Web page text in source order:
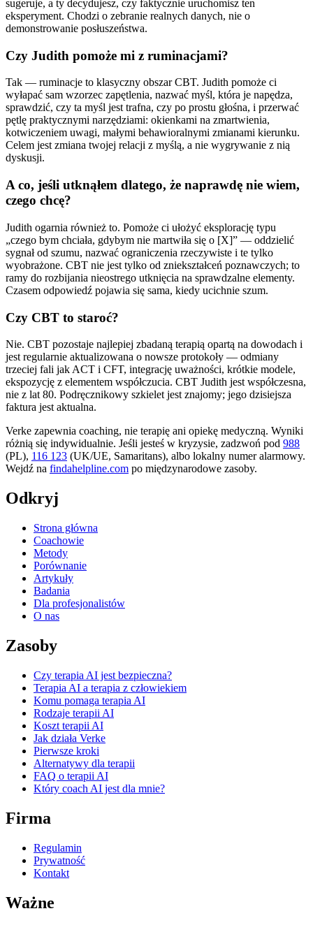
sugeruje, a ty decydujesz, czy faktycznie uruchomisz ten
eksperyment. Chodzi o zebranie realnych danych, nie o
demonstrowanie posłuszeństwa.
Czy Judith pomoże mi z ruminacjami?
Tak — ruminacje to klasyczny obszar CBT. Judith pomoże ci
wyłapać sam wzorzec zapętlenia, nazwać myśl, która je napędza,
sprawdzić, czy ta myśl jest trafna, czy po prostu głośna, i przerwać
pętlę praktycznymi narzędziami: okienkami na zmartwienia,
kotwiczeniem uwagi, małymi behawioralnymi zmianami kierunku.
Celem jest zmiana twojej relacji z myślą, a nie wygrywanie z nią
dyskusji.
A co, jeśli utknąłem dlatego, że naprawdę nie wiem,
czego chcę?
Judith ogarnia również to. Pomoże ci ułożyć eksplorację typu
„czego bym chciała, gdybym nie martwiła się o [X]” — oddzielić
sygnał od szumu, nazwać ograniczenia rzeczywiste i te tylko
wyobrażone. CBT nie jest tylko od zniekształceń poznawczych; to
ramy do rozbijania nieostrego utknięcia na sprawdzalne elementy.
Czasem odpowiedź pojawia się sama, kiedy ucichnie szum.
Czy CBT to staroć?
Nie. CBT pozostaje najlepiej zbadaną terapią opartą na dowodach i
jest regularnie aktualizowana o nowsze protokoły — odmiany
trzeciej fali jak ACT i CFT, integrację uważności, krótkie modele,
ekspozycję z elementem współczucia. CBT Judith jest współczesna,
nie z lat 80. Podręcznikowy szkielet jest znajomy; jego dzisiejsza
faktura jest aktualna.
Verke zapewnia coaching, nie terapię ani opiekę medyczną. Wyniki
różnią się indywidualnie. Jeśli jesteś w kryzysie, zadzwoń pod 988
(PL), 116 123 (UK/UE, Samaritans), albo lokalny numer alarmowy.
Wejdź na findahelpline.com po międzynarodowe zasoby.
Odkryj
Strona główna
Coachowie
Metody
Porównanie
Artykuły
Badania
Dla profesjonalistów
O nas
Zasoby
Czy terapia AI jest bezpieczna?
Terapia AI a terapia z człowiekiem
Komu pomaga terapia AI
Rodzaje terapii AI
Koszt terapii AI
Jak działa Verke
Pierwsze kroki
Alternatywy dla terapii
FAQ o terapii AI
Który coach AI jest dla mnie?
Firma
Regulamin
Prywatność
Kontakt
Ważne